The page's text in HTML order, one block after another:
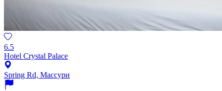
6.5
Hotel Crystal Palace
Spring Rd, Массури